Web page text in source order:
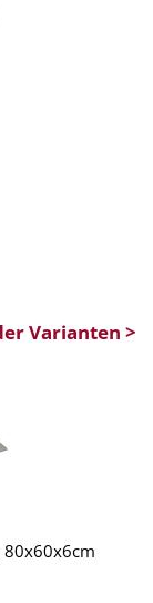
Varianten >